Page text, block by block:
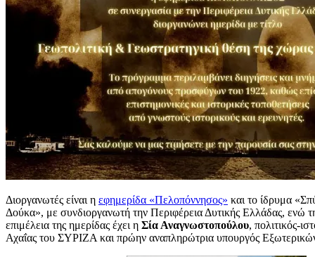
Διοργανωτές είναι η εφημερίδα «Πελοπόννησος» και το ίδρυμα
Δούκα», με συνδιοργανωτή την Περιφέρεια Δυτικής Ελλάδας, ενώ
επιμέλεια της ημερίδας έχει η Σία Αναγνωστοπούλου, πολιτικός-
Αχαΐας του ΣΥΡΙΖΑ και πρώην αναπληρώτρια υπουργός